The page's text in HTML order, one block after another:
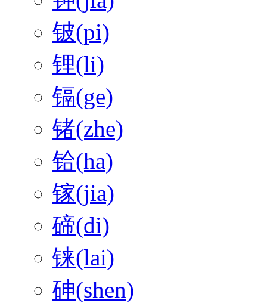
铍(pi)
锂(li)
镉(ge)
锗(zhe)
铪(ha)
镓(jia)
碲(di)
铼(lai)
砷(shen)